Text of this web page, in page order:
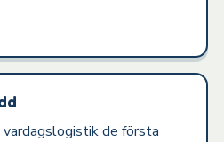
vardagslogistik de första